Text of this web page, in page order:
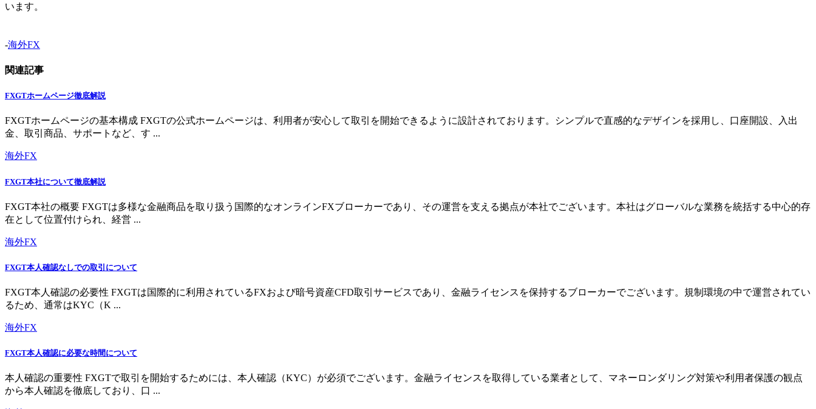
います。
-海外FX
関連記事
FXGTホームページ徹底解説
FXGTホームページの基本構成 FXGTの公式ホームページは、利用者が安心して取引を開始できるように設計されております。シンプルで直感的なデザインを採用し、口座開設、入出
金、取引商品、サポートなど、す ...
海外FX
FXGT本社について徹底解説
FXGT本社の概要 FXGTは多様な金融商品を取り扱う国際的なオンラインFXブローカーであり、その運営を支える拠点が本社でございます。本社はグローバルな業務を統括する中心的存
在として位置付けられ、経営 ...
海外FX
FXGT本人確認なしでの取引について
FXGT本人確認の必要性 FXGTは国際的に利用されているFXおよび暗号資産CFD取引サービスであり、金融ライセンスを保持するブローカーでございます。規制環境の中で運営されてい
るため、通常はKYC（K ...
海外FX
FXGT本人確認に必要な時間について
本人確認の重要性 FXGTで取引を開始するためには、本人確認（KYC）が必須でございます。金融ライセンスを取得している業者として、マネーロンダリング対策や利用者保護の観点
から本人確認を徹底しており、口 ...